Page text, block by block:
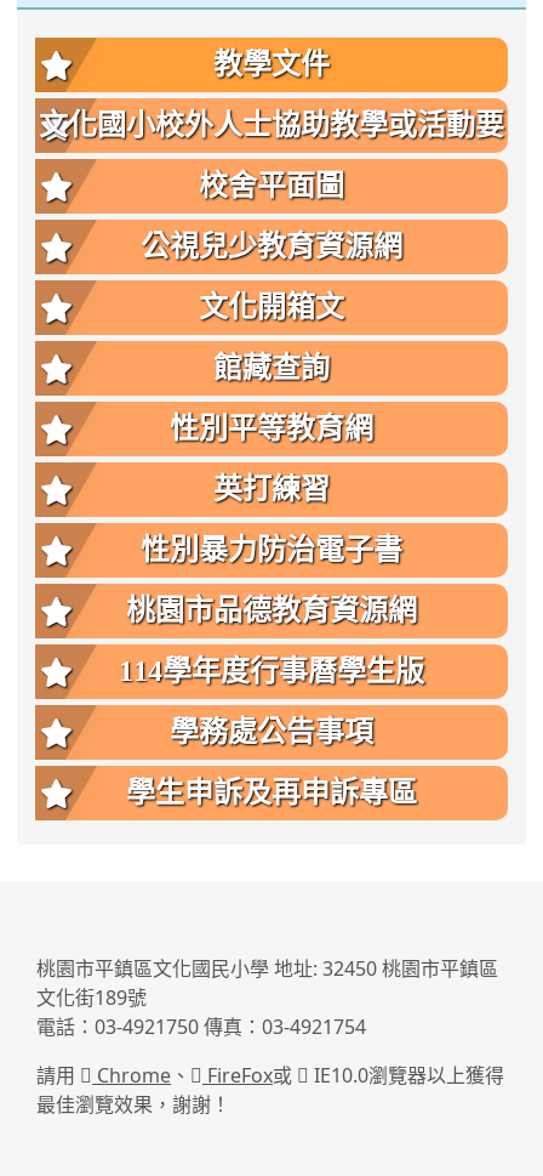
教學文件
文化國小校外人士協助教學或活動要
點
校舍平面圖
公視兒少教育資源網
文化開箱文
館藏查詢
性別平等教育網
英打練習
性別暴力防治電子書
桃園市品德教育資源網
114學年度行事曆學生版
學務處公告事項
學生申訴及再申訴專區
桃園市平鎮區文化國民小學 地址: 32450 桃園市平鎮區
文化街189號
電話：03-4921750 傳真：03-4921754
請用
Chrome 、 FireFox或
IE10.0瀏覽器以上獲得
最佳瀏覽效果，謝謝！